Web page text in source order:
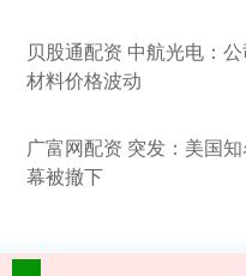
贝股通配资 中航光电：
材料价格波动
广富网配资 突发：美国
幕被撤下